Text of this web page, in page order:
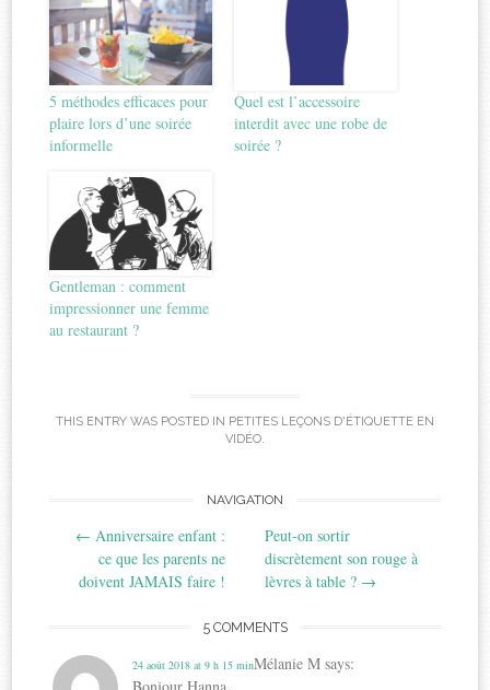
5 méthodes efficaces pour
plaire lors d’une soirée
informelle
Quel est l’accessoire
interdit avec une robe de
soirée ?
Gentleman : comment
impressionner une femme
au restaurant ?
THIS ENTRY WAS POSTED IN PETITES LEÇONS D'ÉTIQUETTE EN
VIDÉO.
navigation
NAVIGATION
← Anniversaire enfant :
ce que les parents ne
doivent JAMAIS faire !
Peut-on sortir
discrètement son rouge à
lèvres à table ? →
5 COMMENTS
Mélanie M says:
24 août 2018 at 9 h 15 min